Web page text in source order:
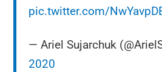
pic.twitter.com/
— Ariel Sujarchuk
2020